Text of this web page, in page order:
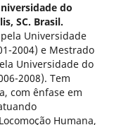
do
SC. Brasil.
Universidade
2004) e Mestrado
Universidade do
2008). Tem
com ênfase em
Humana,